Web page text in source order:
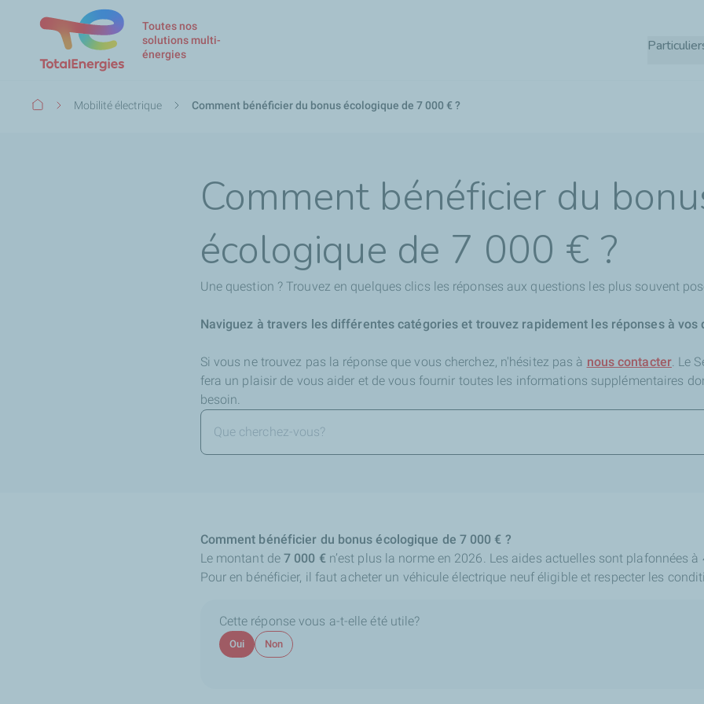
Toutes nos
solutions multi-
énergies
Fil
Mobilité électrique Comment bénéficier du bonus écologique de 7 000 € ?
Comment bénéficier du
écologique de 7 000 € ?
Une question ? Trouvez en quelques clics les réponses aux questions les plus souvent
Naviguez à travers les différentes catégories et trouvez rapidement les réponses à vos
Si vous ne trouvez pas la réponse que vous cherchez, n'hésitez pas à nous contacter. Le
fera un plaisir de vous aider et de vous fournir toutes les informations supplémentaires
besoin.
Comment bénéficier du bonus écologique de 7 000 € ?
Le montant de7 000 € n’est plus la norme en 2026. Les aides actuelles sont plafonnées
Pour en bénéficier, il faut acheter un véhicule électrique neuf éligible et respecter les
Cette réponse vous a-t-elle été utile?
Oui Non